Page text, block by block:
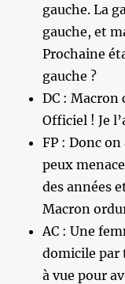
gauche. La
gauche, et
Prochaine
gauche ?
DC : Macron
Officiel ! Je
FP : Donc
peux
des années
Macron
AC : Une
domicile par
à vue pour